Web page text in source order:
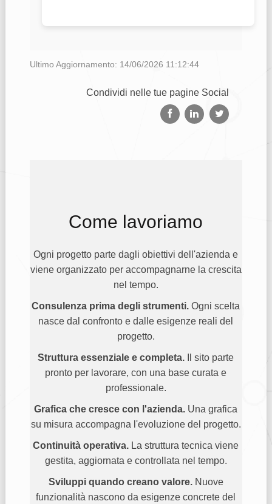
Ultimo Aggiornamento: 14/06/2026 11:12:44
Condividi nelle tue pagine Social
Come lavoriamo
Ogni progetto parte dagli obiettivi dell'azienda e
viene organizzato per accompagnarne la crescita
nel tempo.
Consulenza prima degli strumenti. Ogni scelta
nasce dal confronto e dalle esigenze reali del
progetto.
Struttura essenziale e completa. Il sito parte
pronto per lavorare, con una base curata e
professionale.
Grafica che cresce con l'azienda. Una grafica
su misura accompagna l'evoluzione del progetto.
Continuità operativa. La struttura tecnica viene
gestita, aggiornata e controllata nel tempo.
Sviluppi quando creano valore.Nuove
funzionalità nascono da esigenze concrete del